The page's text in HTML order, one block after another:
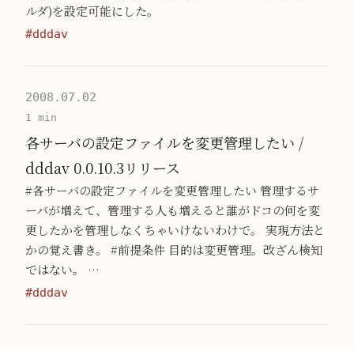
ルダ)を設定可能にした。
#dddav
2008.07.02
1 min
各サーバの設定ファイルを変更管理したい /
dddav 0.0.10.3リリース
#各サーバの設定ファイルを変更管理したい 管理するサ
ーバが増えて、管理する人も増えると誰がドコの何を変
更したかを管理しなくちゃいけないわけで。 実現方法と
かの覚え書き。 #前提条件 目的は変更管理。改ざん検知
ではない。 …
#dddav